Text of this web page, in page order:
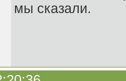
мы сказали.